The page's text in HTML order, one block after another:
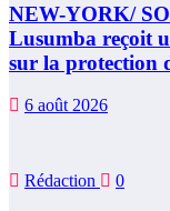
NEW-YORK/
Lusumba reçoit
sur la protection
6 août 2026
Rédaction 0